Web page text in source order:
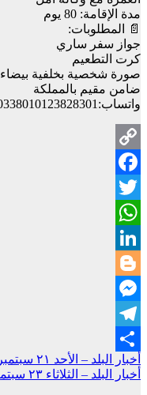
مدة الإقامة: 80 يوم
📄 المطلوبات:
جواز سفر ساري
كرت التطعيم
صورة شخصية بخلفية بيضاء
ضامن مقيم بالمملكة
واتساب:01230338010123828301
Copy
Link
Facebook
Twitter
WhatsApp
LinkedIn
Blogger
Messenger
Telegram
Share
تصفّح
المقالات
أخبار البلد – الأحد ٢١ سبتمبر ٢٠٢٥م
أخبار البلد – الثلاثاء ٢٣ سبتمبر ٢٠٢٥م